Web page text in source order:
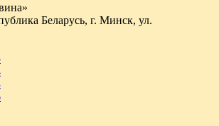
Беларусь, г. Минск, ул.